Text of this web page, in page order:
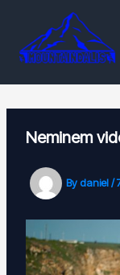
content
Neminem
By daniel/